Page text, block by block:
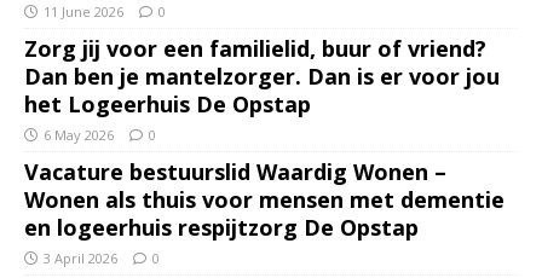
11 June 2026 0
Zorg jij voor een familielid, buur of vriend?
Dan ben je mantelzorger. Dan is er voor jou
het Logeerhuis De Opstap
6 May 2026 0
Vacature bestuurslid Waardig Wonen –
Wonen als thuis voor mensen met dementie
en logeerhuis respijtzorg De Opstap
3 April 2026 0